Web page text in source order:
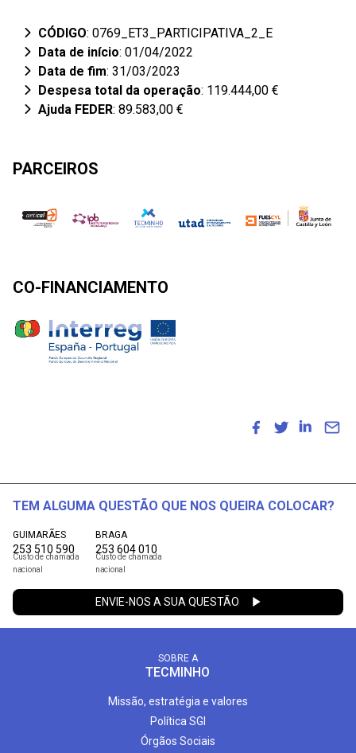
CÓDIGO: 0769_ET3_PARTICIPATIVA_2_E
Data de início: 01/04/2022
Data de fim: 31/03/2023
Despesa total da operação: 119.444,00 €
Ajuda FEDER: 89.583,00 €
PARCEIROS
CO-FINANCIAMENTO
TEM ALGUMA QUESTÃO QUE NOS QUEIRA COLOCAR?
GUIMARÃES
253 510 590
Custo de chamada
nacional
BRAGA
253 604 010
Custo de chamada
nacional
ENVIE-NOS A SUA QUESTÃO
SOBRE A
TECMINHO
Missão, estratégia e valores
Política SGI
Órgãos Sociais